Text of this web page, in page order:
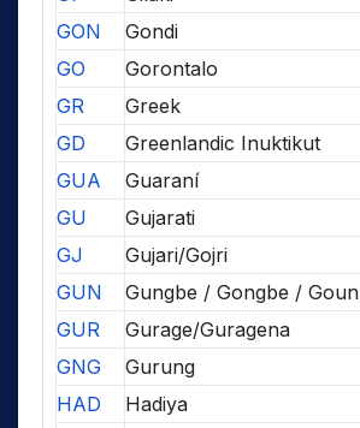
GON
Gondi
GO
Gorontalo
GR
Greek
GD
Greenlandic Inuktikut
GUA
Guaraní
GU
Gujarati
GJ
Gujari/Gojri
GUN
Gungbe / Gongbe / Goun
GUR
Gurage/Guragena
GNG
Gurung
HAD
Hadiya